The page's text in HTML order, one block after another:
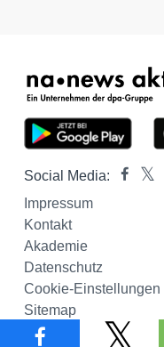
Social Media:
Impressum
Kontakt
Akademie
Datenschutz
Cookie-Einstellungen
Sitemap